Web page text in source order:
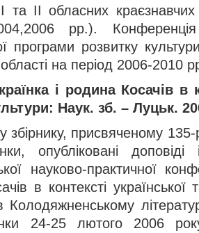
та II обласних краєзнавчих
рр.).
програми розвитку
на період 2006-2010
і родина Косачів в
Наук. зб. – Луцьк.
збірнику, присвяченому
опубліковані
науково-практичної
в контексті української
Колодяжненському
24-25 лютого 2006